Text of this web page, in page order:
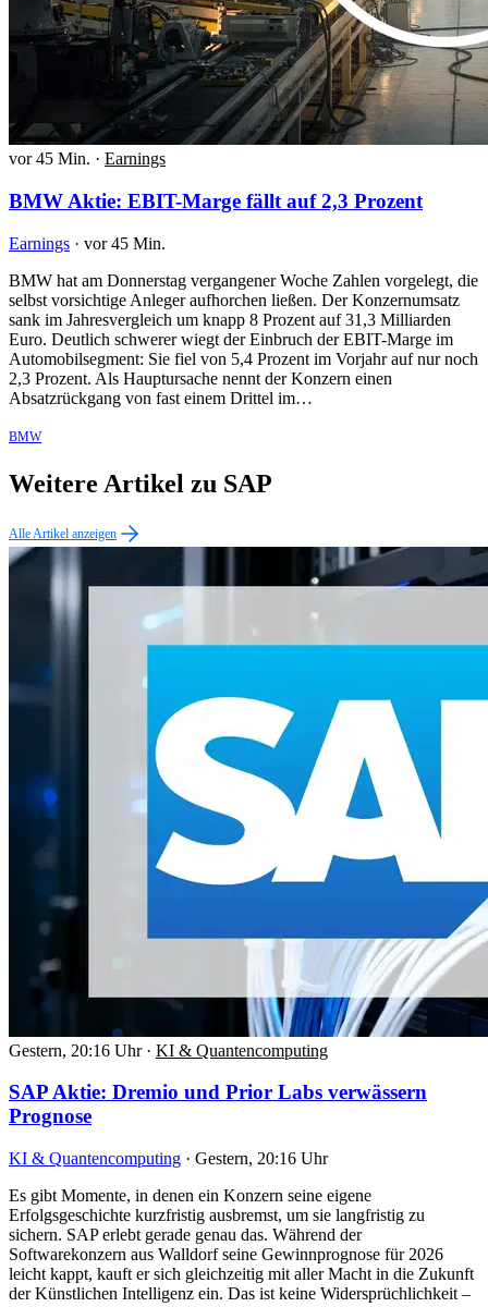
vor 45 Min. · Earnings
BMW Aktie: EBIT-Marge fällt auf 2,3 Prozent
Earnings · vor 45 Min.
BMW hat am Donnerstag vergangener Woche Zahlen vorgelegt, die
selbst vorsichtige Anleger aufhorchen ließen. Der Konzernumsatz
sank im Jahresvergleich um knapp 8 Prozent auf 31,3 Milliarden
Euro. Deutlich schwerer wiegt der Einbruch der EBIT-Marge im
Automobilsegment: Sie fiel von 5,4 Prozent im Vorjahr auf nur noch
2,3 Prozent. Als Hauptursache nennt der Konzern einen
Absatzrückgang von fast einem Drittel im…
BMW
Weitere Artikel zu SAP
Alle Artikel anzeigen
Gestern, 20:16 Uhr · KI & Quantencomputing
SAP Aktie: Dremio und Prior Labs verwässern
Prognose
KI & Quantencomputing · Gestern, 20:16 Uhr
Es gibt Momente, in denen ein Konzern seine eigene
Erfolgsgeschichte kurzfristig ausbremst, um sie langfristig zu
sichern. SAP erlebt gerade genau das. Während der
Softwarekonzern aus Walldorf seine Gewinnprognose für 2026
leicht kappt, kauft er sich gleichzeitig mit aller Macht in die Zukunft
der Künstlichen Intelligenz ein. Das ist keine Widersprüchlichkeit –